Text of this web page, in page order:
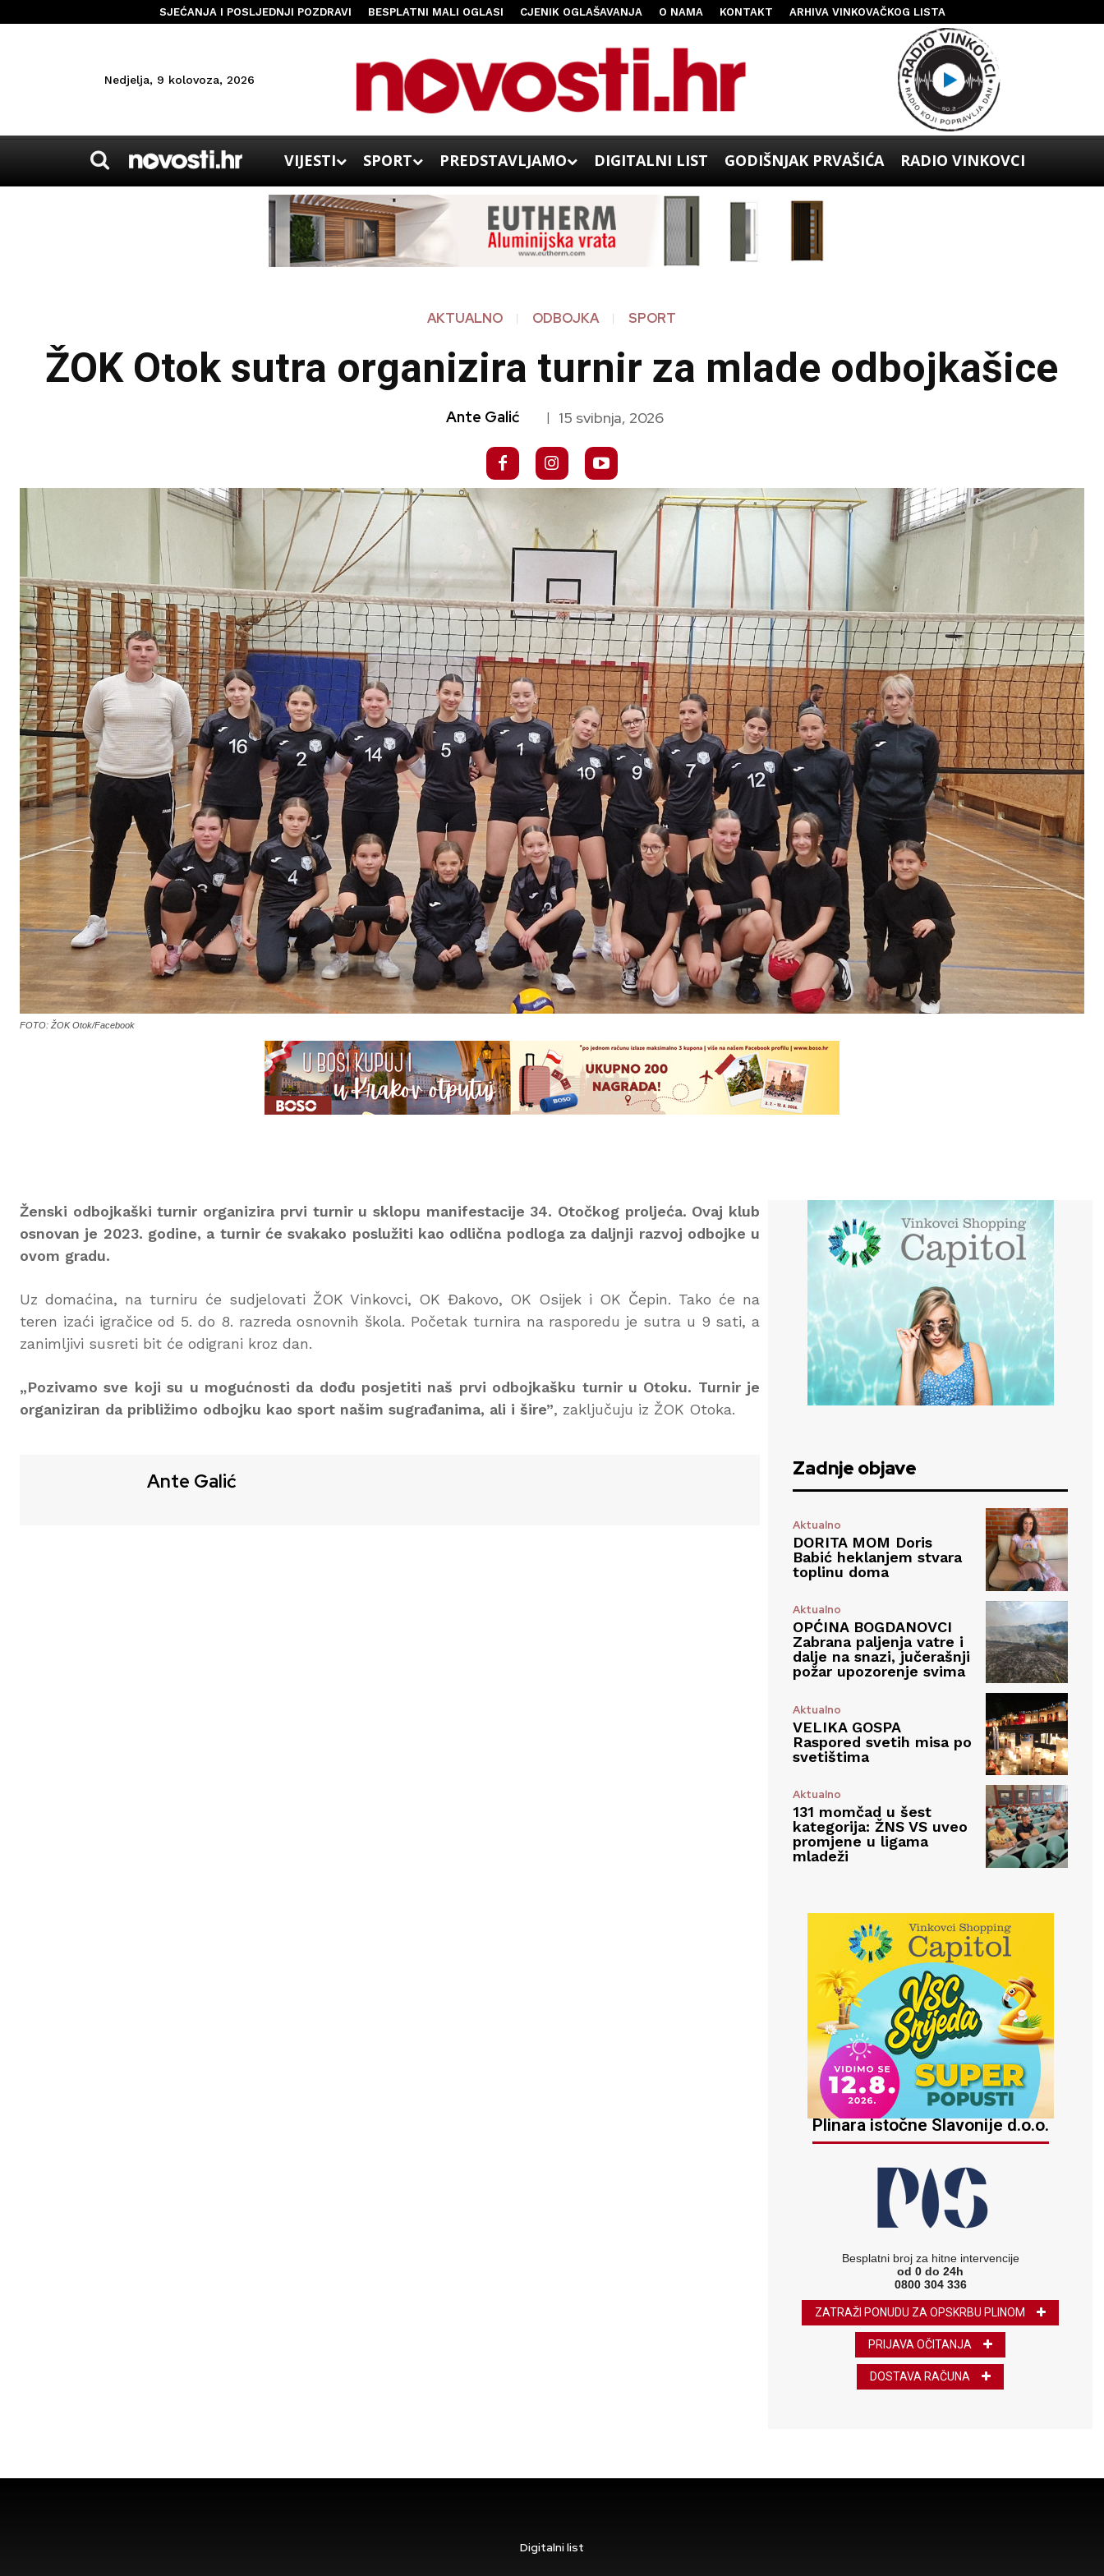
SJEĆANJA I POSLJEDNJI POZDRAVI BESPLATNI MALI OGLASI CJENIK OGLAŠAVANJA O NAMA KONTAKT ARHIVA VINKOVAČKOG LISTA
Nedjelja, 9 kolovoza, 2026
VIJESTI SPORT PREDSTAVLJAMO DIGITALNI LIST GODIŠNJAK PRVAŠIĆA RADIO VINKOVCI
AKTUALNO ODBOJKA SPORT
ŽOK Otok sutra organizira turnir za mlade odbojkašice
Ante Galić | 15 svibnja, 2026
FOTO: ŽOK Otok/Facebook
Ženski odbojkaški turnir organizira prvi turnir u sklopu manifestacije 34. Otočkog proljeća. Ovaj klub
osnovan je 2023. godine, a turnir će svakako poslužiti kao odlična podloga za daljnji razvoj odbojke u
ovom gradu.
Uz domaćina, na turniru će sudjelovati ŽOK Vinkovci, OK Đakovo, OK Osijek i OK Čepin. Tako će na
teren izaći igračice od 5. do 8. razreda osnovnih škola. Početak turnira na rasporedu je sutra u 9 sati, a
zanimljivi susreti bit će odigrani kroz dan.
„Pozivamo sve koji su u mogućnosti da dođu posjetiti naš prvi odbojkašku turnir u Otoku. Turnir je
organiziran da približimo odbojku kao sport našim sugrađanima, ali i šire”, zaključuju iz ŽOK Otoka.
Ante Galić
Zadnje objave
Aktualno
DORITA MOM Doris
Babić heklanjem stvara
toplinu doma
Aktualno
OPĆINA BOGDANOVCI
Zabrana paljenja vatre i
dalje na snazi, jučerašnji
požar upozorenje svima
Aktualno
VELIKA GOSPA
Raspored svetih misa po
svetištima
Aktualno
131 momčad u šest
kategorija: ŽNS VS uveo
promjene u ligama
mladeži
Plinara istočne Slavonije d.o.o.
Besplatni broj za hitne intervencije
od 0 do 24h
0800 304 336
ZATRAŽI PONUDU ZA OPSKRBU PLINOM
PRIJAVA OČITANJA
DOSTAVA RAČUNA
Digitalni list